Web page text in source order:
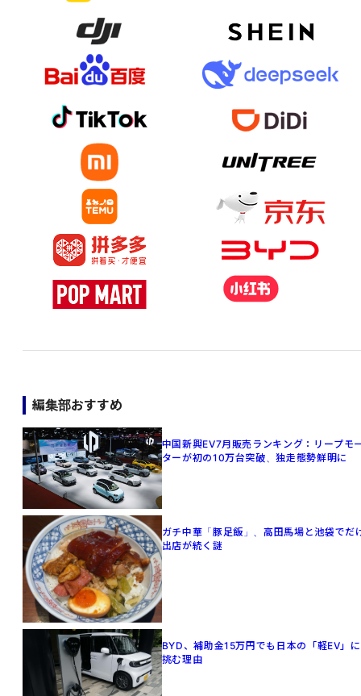
編集部おすすめ
中国新興EV7月販売ランキング：リープモ
ターが初の10万台突破、独走態勢鮮明に
ガチ中華「豚足飯」、高田馬場と池袋でだ
出店が続く謎
BYD、補助金15万円でも日本の「軽EV」に
挑む理由